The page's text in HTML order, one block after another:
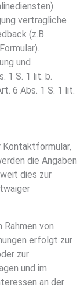
vertragliche
(z.B.
und
1 S. 1 lit. b.
6 Abs. 1 S. 1 lit.
Kontaktformular,
die Angaben
dies zur
von
erfolgt zur
zur
und im
an der